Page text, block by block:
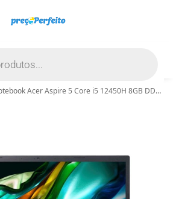
Acer Aspire 5 Core i5 12450H 8GB DDR4 256GB SSD 15.6” FHD Windows 11 Home – Cinza